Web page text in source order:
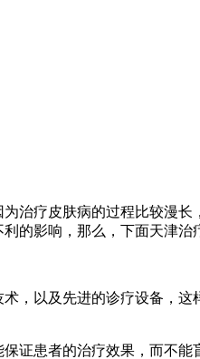
治疗皮肤病的过程比较漫
的影响，那么，下面天津治
，以及先进的诊疗设备，
证患者的治疗效果，而不能